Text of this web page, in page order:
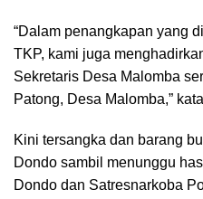
“Dalam penangkapan yang
TKP, kami juga
Sekretaris Desa Malomba
Patong, Desa Malomba,”
Kini tersangka dan barang
Dondo sambil menunggu
Dondo dan Satresnarkoba